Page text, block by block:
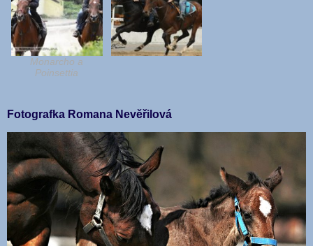
Monarcho a
Poinsettia
Fotografka Romana Nevěřilová